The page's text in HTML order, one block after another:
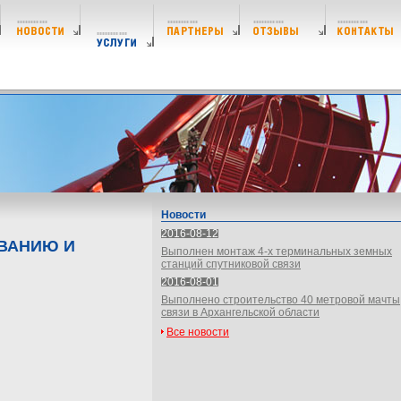
И
Новости
2016-08-12
Выполнен монтаж 4-х терминальных земных
станций спутниковой связи
2016-08-01
Выполнено строительство 40 метровой мачты
связи в Архангельской области
Все новости